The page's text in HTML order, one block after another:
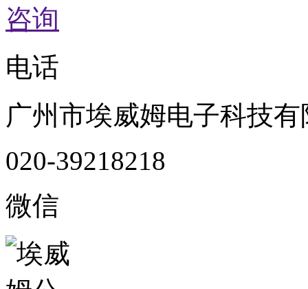
咨询
电话
广州市埃威姆电子科技
020-39218218
微信